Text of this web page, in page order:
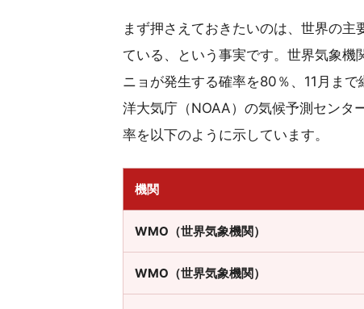
まず押さえておきたいのは、世界の
ている、という事実です。世界気象
ニョが発生する確率を80％、11月ま
洋大気庁（NOAA）の気候予測センタ
率を以下のように示しています。
機関
WMO（世界気象機関）
WMO（世界気象機関）